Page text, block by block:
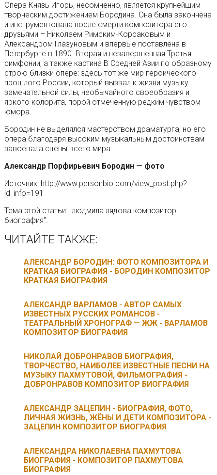
Опера Князь Игорь, несомненно, является крупнейшим
творческим достижением Бородина. Она была закончена
и инструментована после смерти композитора его
друзьями – Николаем Римским-Корсаковым и
Александром Глазуновым и впервые поставлена в
Петербурге в 1890. Вторая и незавершенная Третья
симфонии, а также картина В Средней Азии по образному
строю близки опере: здесь тот же мир героического
прошлого России, который вызвал к жизни музыку
замечательной силы, необычайного своеобразия и
яркого колорита, порой отмеченную редким чувством
юмора.
Бородин не выделялся мастерством драматурга, но его
опера благодаря высоким музыкальным достоинствам
завоевала сцены всего мира.
Александр Порфирьевич Бородин — фото
Источник: http://www.personbio.com/view_post.php?
id_info=191
Тема этой статьи: "людмила лядова композитор
биография".
ЧИТАЙТЕ ТАКЖЕ:
АЛЕКСАНДР БОРОДИН: ФОТО КОМПОЗИТОРА И
КРАТКАЯ БИОГРАФИЯ - БОРОДИН КОМПОЗИТОР
КРАТКАЯ БИОГРАФИЯ
АЛЕКСАНДР ВАРЛАМОВ - АВТОР САМЫХ
ИЗВЕСТНЫХ РУССКИХ РОМАНСОВ -
ТЕАТРАЛЬНЫЙ ХРОНОГРАФ — ЖЖ - ВАРЛАМОВ
КОМПОЗИТОР БИОГРАФИЯ
НИКОЛАЙ ДОБРОНРАВОВ БИОГРАФИЯ,
ТВОРЧЕСТВО, НАИБОЛЕЕ ИЗВЕСТНЫЕ ПЕСНИ НА
МУЗЫКУ ПАХМУТОВОЙ, ФИЛЬМОГРАФИЯ -
ДОБРОНРАВОВ КОМПОЗИТОР БИОГРАФИЯ
АЛЕКСАНДР ЗАЦЕПИН - БИОГРАФИЯ, ФОТО,
ЛИЧНАЯ ЖИЗНЬ, ЖЁНЫ И ДЕТИ КОМПОЗИТОРА -
ЗАЦЕПИН КОМПОЗИТОР БИОГРАФИЯ
АЛЕКСАНДРА НИКОЛАЕВНА ПАХМУТОВА
БИОГРАФИЯ - КОМПОЗИТОР ПАХМУТОВА
БИОГРАФИЯ